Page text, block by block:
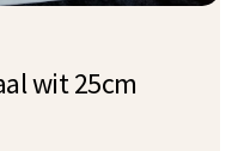
wit 25cm